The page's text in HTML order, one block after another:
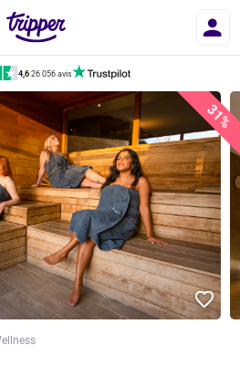
4,6|26 056 avis
31%